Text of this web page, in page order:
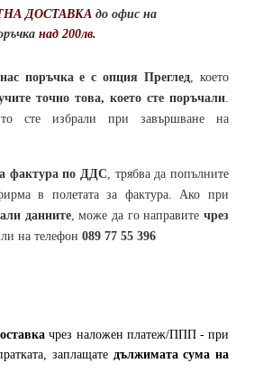
ДОСТАВКА до офис на
над 200лв.
поръчка е с опция Преглед , което
точно това, което сте поръчали
сте избрали при завършване на
фактура по ДДС , трябва да попълните
в полетата за фактура. Ако при
данните, може да го направитечрез
на телефон 089 77 55 396
чрез наложен платеж/ППП - при
заплащате дължимата сума на